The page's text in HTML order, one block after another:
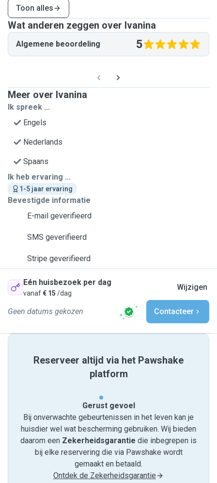
Toon alles
Wat anderen zeggen over Ivanina
Algemene beoordeling 5
Meer over Ivanina
Ik spreek ...
Engels
Nederlands
Spaans
Ik heb ervaring ...
1-5 jaar ervaring
Bevestigde informatie
E-mail geverifieerd
SMS geverifieerd
Stripe geverifieerd
Eén huisbezoek per dag
vanaf€ 15 /dag
Wijzigen
Geen datums gekozen Contacteer
Reserveer altijd via het Pawshake
platform
Gerust gevoel
Bij onverwachte gebeurtenissen in het leven kan je
huisdier wel wat bescherming gebruiken. Wij bieden
daarom een Zekerheidsgarantie die inbegrepen is
bij elke reservering die via Pawshake wordt
gemaakt en betaald.
Ontdek de Zekerheidsgarantie